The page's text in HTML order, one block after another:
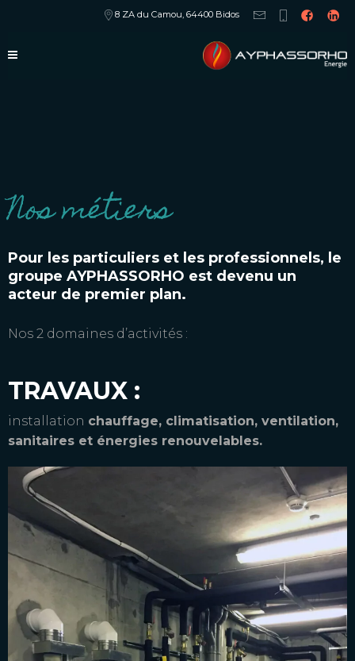
8 ZA du Camou, 64400 Bidos
Nos métiers
Pour les particuliers et les professionnels, le
groupe AYPHASSORHO est devenu un
acteur de premier plan.
Nos 2 domaines d’activités :
TRAVAUX :
installation chauffage, climatisation, ventilation,
sanitaires et énergies renouvelables.